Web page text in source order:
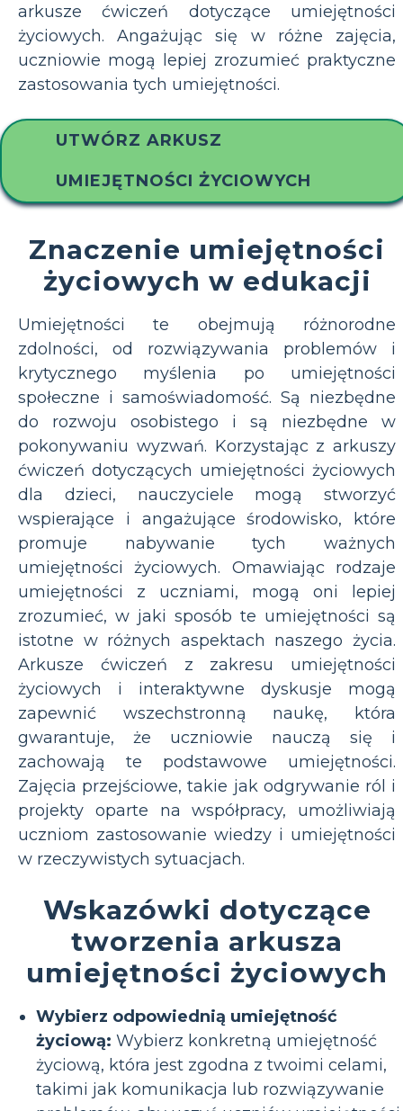
arkusze ćwiczeń dotyczące umiejętności
życiowych. Angażując się w różne zajęcia,
uczniowie mogą lepiej zrozumieć praktyczne
zastosowania tych umiejętności.
UTWÓRZ ARKUSZ
UMIEJĘTNOŚCI ŻYCIOWYCH
Znaczenie umiejętności
życiowych w edukacji
Umiejętności te obejmują różnorodne
zdolności, od rozwiązywania problemów i
krytycznego myślenia po umiejętności
społeczne i samoświadomość. Są niezbędne
do rozwoju osobistego i są niezbędne w
pokonywaniu wyzwań. Korzystając z arkuszy
ćwiczeń dotyczących umiejętności życiowych
dla dzieci, nauczyciele mogą stworzyć
wspierające i angażujące środowisko, które
promuje nabywanie tych ważnych
umiejętności życiowych. Omawiając rodzaje
umiejętności z uczniami, mogą oni lepiej
zrozumieć, w jaki sposób te umiejętności są
istotne w różnych aspektach naszego życia.
Arkusze ćwiczeń z zakresu umiejętności
życiowych i interaktywne dyskusje mogą
zapewnić wszechstronną naukę, która
gwarantuje, że uczniowie nauczą się i
zachowają te podstawowe umiejętności.
Zajęcia przejściowe, takie jak odgrywanie ról i
projekty oparte na współpracy, umożliwiają
uczniom zastosowanie wiedzy i umiejętności
w rzeczywistych sytuacjach.
Wskazówki dotyczące
tworzenia arkusza
umiejętności życiowych
Wybierz odpowiednią umiejętność
życiową: Wybierz konkretną umiejętność
życiową, która jest zgodna z twoimi celami,
takimi jak komunikacja lub rozwiązywanie